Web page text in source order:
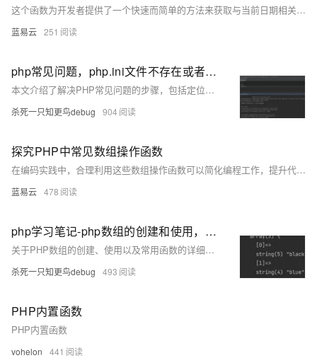
这个函数为开发者提供了一个快速而简单的方法来获取与当前日期相关的过去时间范围，代码简洁易懂，可复用性高。
蓝易云 251
php常见问题，php.ini文件不存在或者找不到，mb_strlen()函数未定义系列问题，dll模块找不到的解决
本文介绍了解决PHP常见问题的步骤，包括定位和创建`php.ini`文件，以及解决`mb_strlen()`函数未定义和DLL模块加载错误的具体方法。
杀死一只知更鸟debug 904
探究PHP中常见数组操作函数
在编码实践中，合理利用这些数组操作函数可以简化编程工作，提升代码的效率和可读性。为达到最佳实践，开发者应该通过阅读官方文档来深入理解每个函数的工作原理以及如何在不同的场景下运用它们。
蓝易云 478
php学习笔记-php数组的创建和使用，数组常用函数-day03
关于PHP数组的创建、使用以及常用函数的详细学习笔记。
杀死一只知更鸟debug 493
PHP内置函数
PHP内置函数
vohelon 441